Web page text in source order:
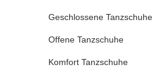
Geschlossene Tanzschuhe
Offene Tanzschuhe
Komfort Tanzschuhe